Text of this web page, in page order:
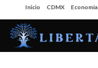
al
contenido
Inicio CDMX Economía